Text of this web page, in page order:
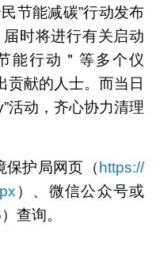
节能减碳”行动发布
时将进行有关启动
能行动＂等多个仪
贡献的人士。而当日
活动，齐心协力清理
保护局网页（https://
）、微信公众号或
查询。